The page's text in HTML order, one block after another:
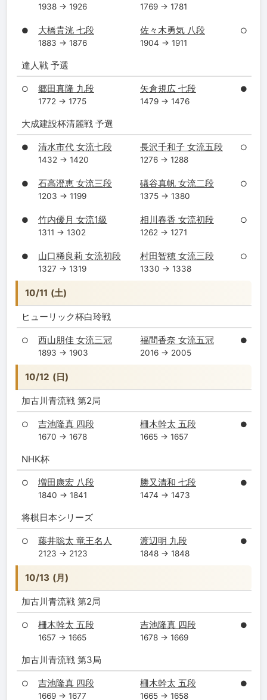
1938 → 1926 1769 → 1781
● 大橋貴洸 七段
1883 → 1876
佐々木勇気 八段
1904 → 1911
○
達人戦 予選
○ 郷田真隆 九段
1772 → 1775
矢倉規広 七段
1479 → 1476
●
大成建設杯清麗戦 予選
● 清水市代 女流七段
1432 → 1420
長沢千和子 女流五段
1276 → 1288
○
● 石高澄恵 女流三段
1203 → 1199
礒谷真帆 女流二段
1375 → 1380
○
● 竹内優月 女流1級
1311 → 1302
相川春香 女流初段
1262 → 1271
○
● 山口稀良莉 女流初段
1327 → 1319
村田智穂 女流三段
1330 → 1338
○
10/11 (土)
ヒューリック杯白玲戦
○ 西山朋佳 女流三冠
1893 → 1903
福間香奈 女流五冠
2016 → 2005
●
10/12 (日)
加古川青流戦 第2局
○ 吉池隆真 四段
1670 → 1678
柵木幹太 五段
1665 → 1657
●
NHK杯
○ 増田康宏 八段
1840 → 1841
勝又清和 七段
1474 → 1473
●
将棋日本シリーズ
○ 藤井聡太 竜王名人
2123 → 2123
渡辺明 九段
1848 → 1848
●
10/13 (月)
加古川青流戦 第2局
○ 柵木幹太 五段
1657 → 1665
吉池隆真 四段
1678 → 1669
●
加古川青流戦 第3局
○ 吉池隆真 四段
1669 → 1677
柵木幹太 五段
1665 → 1658
●